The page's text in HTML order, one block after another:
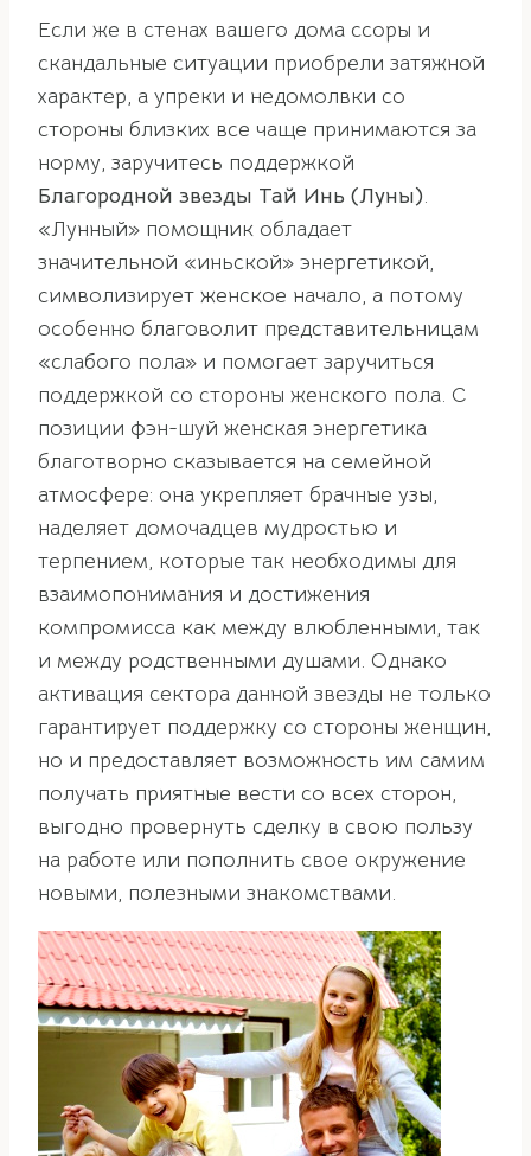
Если же в стенах вашего дома ссоры и
скандальные ситуации приобрели затяжной
характер, а упреки и недомолвки со
стороны близких все чаще принимаются за
норму, заручитесь поддержкой
Благородной звезды Тай Инь (Луны).
«Лунный» помощник обладает
значительной «иньской» энергетикой,
символизирует женское начало, а потому
особенно благоволит представительницам
«слабого пола» и помогает заручиться
поддержкой со стороны женского пола. С
позиции фэн-шуй женская энергетика
благотворно сказывается на семейной
атмосфере: она укрепляет брачные узы,
наделяет домочадцев мудростью и
терпением, которые так необходимы для
взаимопонимания и достижения
компромисса как между влюбленными, так
и между родственными душами. Однако
активация сектора данной звезды не только
гарантирует поддержку со стороны женщин,
но и предоставляет возможность им самим
получать приятные вести со всех сторон,
выгодно провернуть сделку в свою пользу
на работе или пополнить свое окружение
новыми, полезными знакомствами.